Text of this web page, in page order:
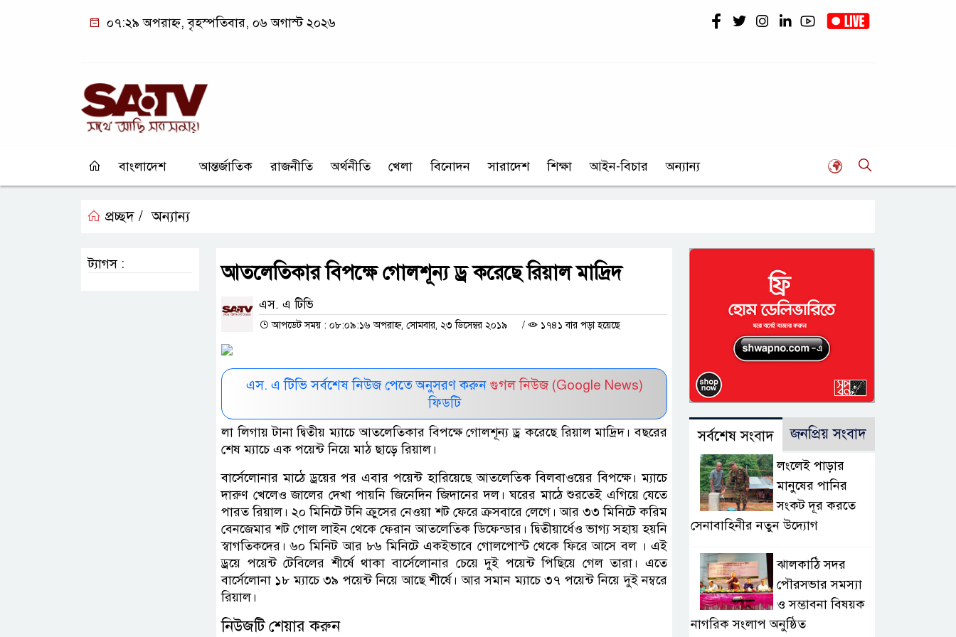
০৭:২৯ অপরাহ্ন, বৃহস্পতিবার, ০৬ অগাস্ট ২০২৬
বাংলাদেশ আন্তর্জাতিক রাজনীতি অর্থনীতি খেলা বিনোদন সারাদেশ শিক্ষা আইন-বিচার অন্যান্য
প্রচ্ছদ / অন্যান্য
আতলেতিকার বিপক্ষে গোলশূন্য ড্র করেছে রিয়াল মাদ্রিদ
এস. এ টিভি
আপডেট সময় : ০৮:০৯:১৬ অপরাহ্ন, সোমবার, ২৩ ডিসেম্বর ২০১৯ / ১৭৪১ বার পড়া হয়েছে
এস. এ টিভি সর্বশেষ নিউজ পেতে অনুসরণ করুন গুগল নিউজ (Google News)
ফিডটি
লা লিগায় টানা দ্বিতীয় ম্যাচে আতলেতিকার বিপক্ষে গোলশূন্য ড্র করেছে রিয়াল মাদ্রিদ। বছরের
শেষ ম্যাচে এক পয়েন্ট নিয়ে মাঠ ছাড়ে রিয়াল।
বার্সেলোনার মাঠে ড্রয়ের পর এবার পয়েন্ট হারিয়েছে আতলেতিক বিলবাওয়ের বিপক্ষে। ম্যাচে
দারুণ খেলেও জালের দেখা পায়নি জিনেদিন জিদানের দল। ঘরের মাঠে শুরতেই এগিয়ে যেতে
পারত রিয়াল। ২০ মিনিটে টনি ক্রুসের নেওয়া শট ফেরে ক্রসবারে লেগে। আর ৩৩ মিনিটে করিম
বেনজেমার শট গোল লাইন থেকে ফেরান আতলেতিক ডিফেন্ডার। দ্বিতীয়ার্ধেও ভাগ্য সহায় হয়নি
স্বাগতিকদের। ৬০ মিনিট আর ৮৬ মিনিটে একইভাবে গোলপোস্ট থেকে ফিরে আসে বল । এই
ড্রয়ে পয়েন্ট টেবিলের শীর্ষে থাকা বার্সেলোনার চেয়ে দুই পয়েন্ট পিছিয়ে গেল তারা। এতে
বার্সেলোনা ১৮ ম্যাচে ৩৯ পয়েন্ট নিয়ে আছে শীর্ষে। আর সমান ম্যাচে ৩৭ পয়েন্ট নিয়ে দুই নম্বরে
রিয়াল।
নিউজটি শেয়ার করুন
ট্যাগস :
সর্বশেষ সংবাদ জনপ্রিয় সংবাদ
লংলেই পাড়ার
মানুষের পানির
সংকট দূর করতে
সেনাবাহিনীর নতুন উদ্যোগ
ঝালকাঠি সদর
পৌরসভার সমস্যা
ও সম্ভাবনা বিষয়ক
নাগরিক সংলাপ অনুষ্ঠিত